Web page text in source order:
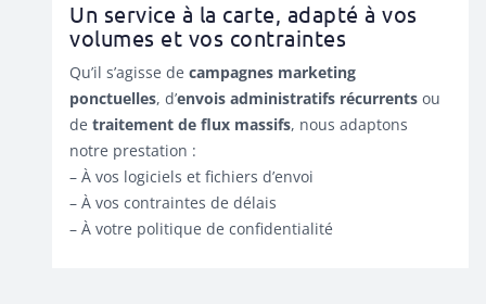
Un service à la carte, adapté à vos
volumes et vos contraintes
Qu’il s’agisse de campagnes marketing
ponctuelles, d’envois administratifs récurrents ou
de traitement de flux massifs, nous adaptons
notre prestation :
– À vos logiciels et fichiers d’envoi
– À vos contraintes de délais
– À votre politique de confidentialité